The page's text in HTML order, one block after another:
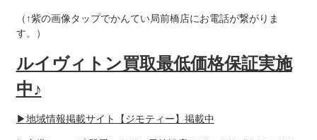
（↑紫の画像タップでかんてい局前橋店にお電話が繋がりま
す。）
ルイヴィトン買取最低価格保証実施
中♪
▶地域情報掲載サイト【ジモティー】掲載中